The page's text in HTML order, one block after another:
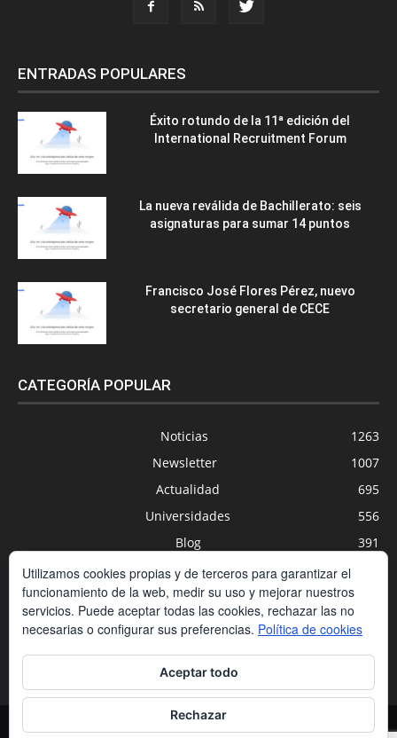
ENTRADAS POPULARES
Éxito rotundo de la 11ª edición del
International Recruitment Forum
La nueva reválida de Bachillerato: seis
asignaturas para sumar 14 puntos
Francisco José Flores Pérez, nuevo
secretario general de CECE
CATEGORÍA POPULAR
Noticias
1263
Newsletter
1007
Actualidad
695
Universidades
556
Blog
391
Agenda
Nuevas Tecnologías
Estudios
Utilizamos cookies propias y de terceros para garantizar el
funcionamiento de la web, medir su uso y mejorar nuestros
servicios. Puede aceptar todas las cookies, rechazar las no
necesarias o configurar sus preferencias. Política de cookies
Aceptar todo
Rechazar